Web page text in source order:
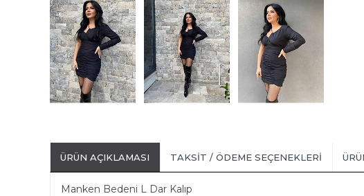
ÜRÜN AÇIKLAMASI TAKSIT / ÖDEME SEÇENEKLERI
Manken Bedeni L Dar Kalıp